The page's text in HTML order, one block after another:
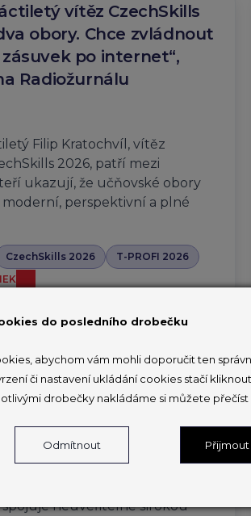
vítěz CzechSkills
obory. Chce zvládnout
po internet“,
Radiožurnálu
Filip Kratochvíl, vítěz
2026, patří mezi
ukazují, že učňovské obory
perspektivní a plné
CzechSkills 2026
T-PROFI 2026
150 mladých
na druhém národním
spojuje neuvěřitelně širokou
do posledního drobečku
abychom vám mohli doporučit ten
či nastavení ukládání cookies stačí
drobečky nakládáme si můžete přečíst
Odmítnout Přijmout